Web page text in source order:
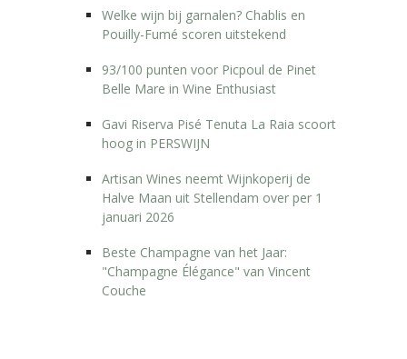
Welke wijn bij garnalen? Chablis en
Pouilly-Fumé scoren uitstekend
93/100 punten voor Picpoul de Pinet
Belle Mare in Wine Enthusiast
Gavi Riserva Pisé Tenuta La Raia scoort
hoog in PERSWIJN
Artisan Wines neemt Wijnkoperij de
Halve Maan uit Stellendam over per 1
januari 2026
Beste Champagne van het Jaar:
"Champagne Élégance" van Vincent
Couche